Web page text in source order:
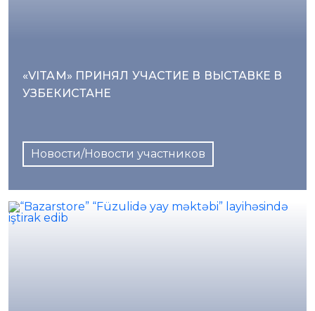
«VITAM» ПРИНЯЛ УЧАСТИЕ В ВЫСТАВКЕ В
УЗБЕКИСТАНЕ
Новости/Новости участников